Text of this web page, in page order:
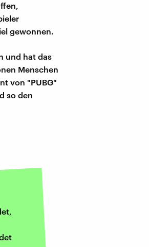
gewonnen.
und hat das
Menschen
von "PUBG"
so den